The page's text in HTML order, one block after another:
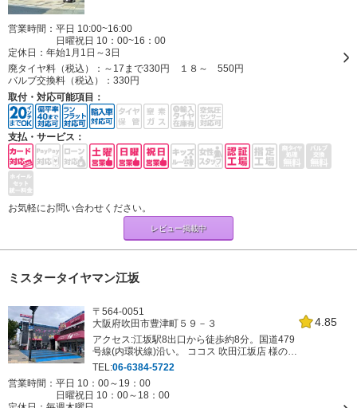
営業時間：平日 10:00~16:00
日曜祝日 10：00~16：00
定休日： 年始1月1日～3日
廃タイヤ料（税込）： ～17まで330円 １８～ 550円
バルブ交換料（税込）： 330円
取付・対応可能項目：
支払・サービス：
お気軽にお問い合わせください。
レビュー掲載中
ミスタータイヤマン江坂
4.85
〒564-0051
大阪府吹田市豊津町５９－３
アクセス:江坂駅8出口から徒歩約8分。国道479
号線(内環状線)沿い。 ココス 吹田江坂店 様の西
隣になります。
TEL:06-6384-5722
営業時間：平日 10：00～19：00
日曜祝日 10：00～18：00